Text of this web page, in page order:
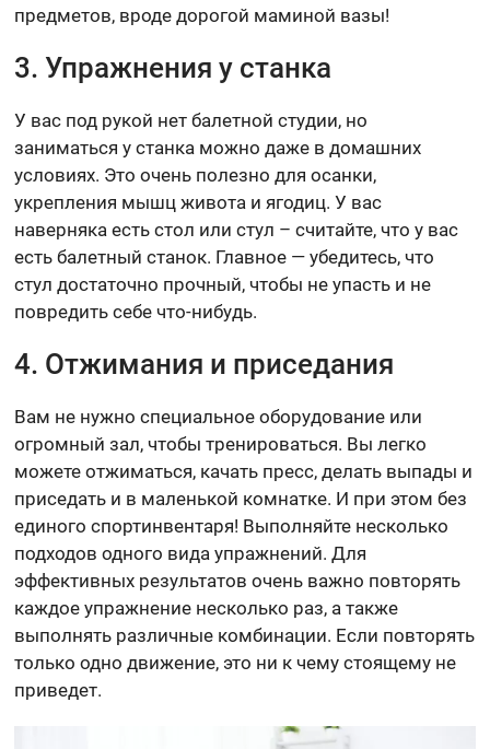
предметов, вроде дорогой маминой вазы!
3. Упражнения у станка
У вас под рукой нет балетной студии, но
заниматься у станка можно даже в домашних
условиях. Это очень полезно для осанки,
укрепления мышц живота и ягодиц. У вас
наверняка есть стол или стул – считайте, что у вас
есть балетный станок. Главное — убедитесь, что
стул достаточно прочный, чтобы не упасть и не
повредить себе что-нибудь.
4. Отжимания и приседания
Вам не нужно специальное оборудование или
огромный зал, чтобы тренироваться. Вы легко
можете отжиматься, качать пресс, делать выпады и
приседать и в маленькой комнатке. И при этом без
единого спортинвентаря! Выполняйте несколько
подходов одного вида упражнений. Для
эффективных результатов очень важно повторять
каждое упражнение несколько раз, а также
выполнять различные комбинации. Если повторять
только одно движение, это ни к чему стоящему не
приведет.